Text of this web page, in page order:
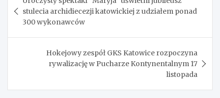
wpisu
stulecia archidiecezji katowickiej z udziałem ponad
300 wykonawców
Hokejowy zespół GKS Katowice rozpoczyna
rywalizację w Pucharze Kontynentalnym 17
listopada